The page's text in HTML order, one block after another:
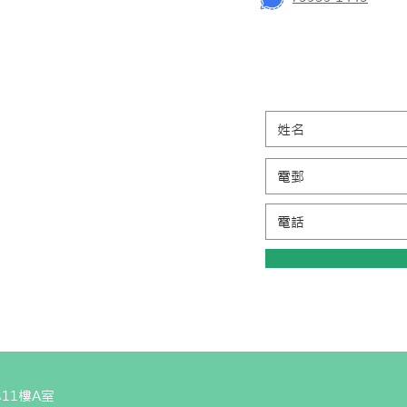
樓A室